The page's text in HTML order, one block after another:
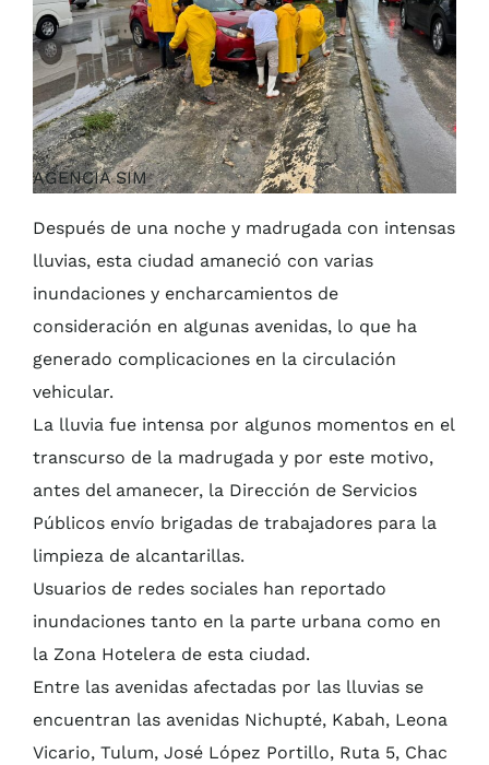
AGENCIA SIM
Después de una noche y madrugada con intensas
lluvias, esta ciudad amaneció con varias
inundaciones y encharcamientos de
consideración en algunas avenidas, lo que ha
generado complicaciones en la circulación
vehicular.
La lluvia fue intensa por algunos momentos en el
transcurso de la madrugada y por este motivo,
antes del amanecer, la Dirección de Servicios
Públicos envío brigadas de trabajadores para la
limpieza de alcantarillas.
Usuarios de redes sociales han reportado
inundaciones tanto en la parte urbana como en
la Zona Hotelera de esta ciudad.
Entre las avenidas afectadas por las lluvias se
encuentran las avenidas Nichupté, Kabah, Leona
Vicario, Tulum, José López Portillo, Ruta 5, Chac